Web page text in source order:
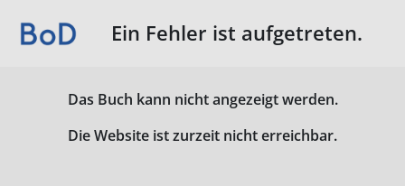
Ein Fehler ist aufgetreten.
Das Buch kann nicht angezeigt werden.
Die Website ist zurzeit nicht erreichbar.